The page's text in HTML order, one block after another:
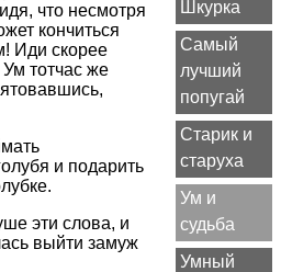
Шкурка
Самый
лучший
попугай
Старик и
старуха
Ум и
судьба
Умный
что несмотря
кончиться
Иди скорее
Ум тотчас же
и подарить
эти слова, и
выйти замуж